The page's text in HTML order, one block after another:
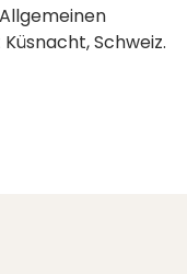
Schweiz.